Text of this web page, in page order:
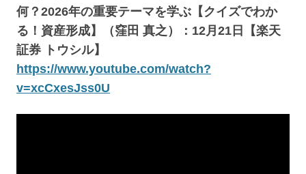
何？2026年の重要テーマを学ぶ【クイズでわか
る！資産形成】（窪田 真之）：12月21日【楽天
証券 トウシル】
https://www.youtube.com/watch?
v=xcCxesJss0U